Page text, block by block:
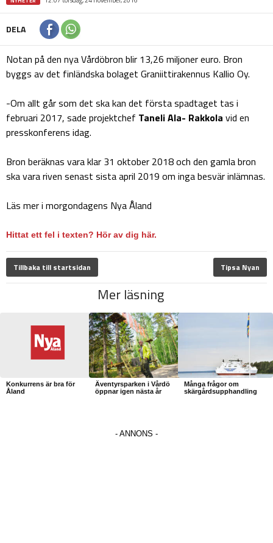
DELA
Notan på den nya Vårdöbron blir 13,26 miljoner euro. Bron
byggs av det finländska bolaget Graniittirakennus Kallio Oy.
-Om allt går som det ska kan det första spadtaget tas i
februari 2017, sade projektchef Taneli Ala- Rakkola vid en
presskonferens idag.
Bron beräknas vara klar 31 oktober 2018 och den gamla bron
ska vara riven senast sista april 2019 om inga besvär inlämnas.
Läs mer i morgondagens Nya Åland
Hittat ett fel i texten? Hör av dig här.
Tillbaka till startsidan Tipsa Nyan
Mer läsning
Konkurrens är bra för
Åland
Äventyrsparken i Vårdö
öppnar igen nästa år
Många frågor om
skärgårdsupphandling